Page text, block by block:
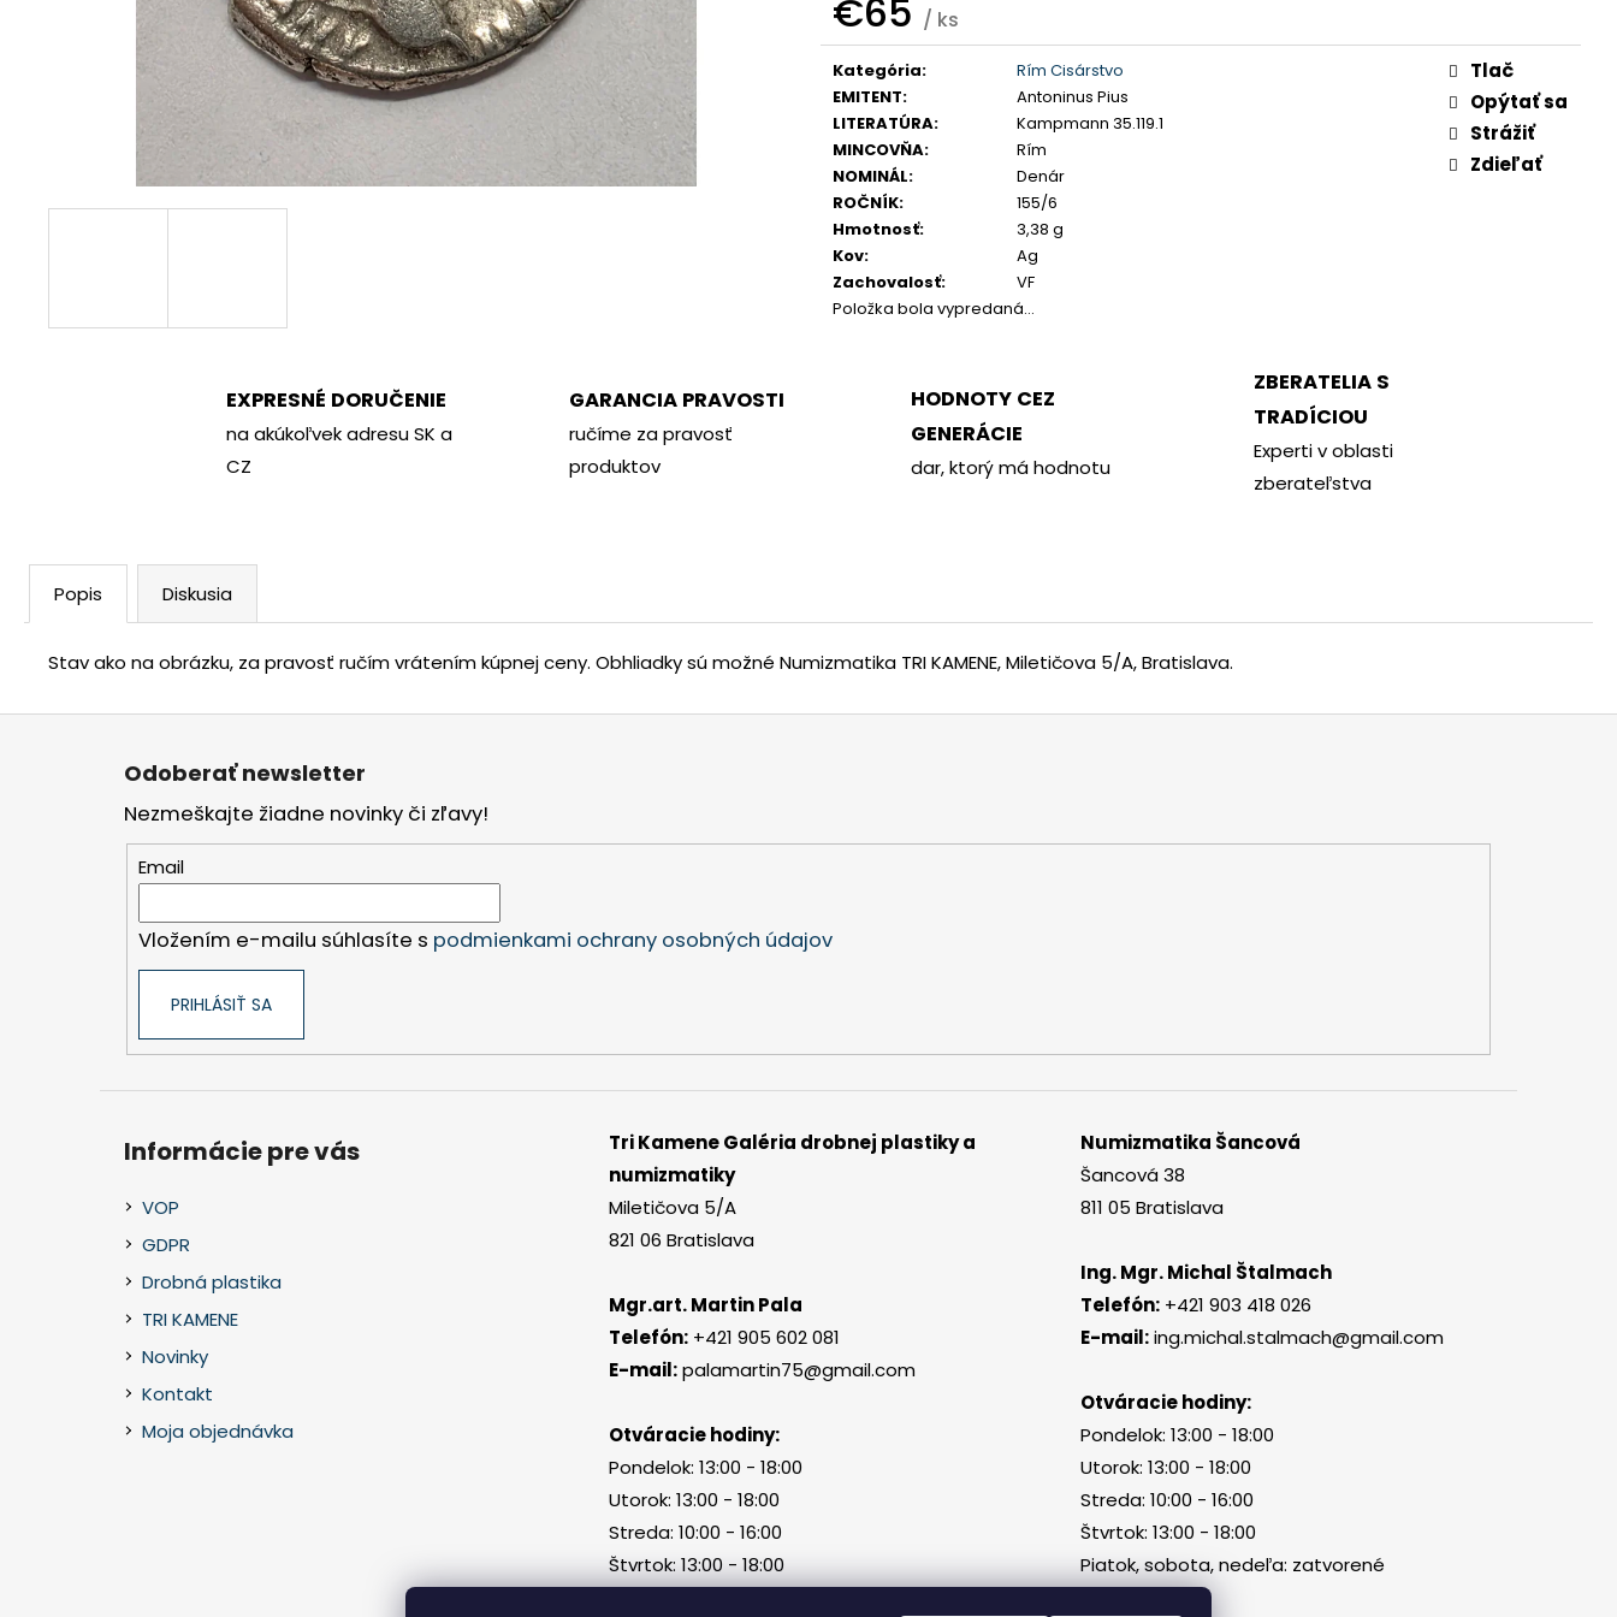
€65 / ks
Jednotková
cena:
Kategória:
Rím Cisárstvo
EMITENT:
Antoninus Pius
LITERATÚRA:
Kampmann 35.119.1
MINCOVŇA:
Rím
NOMINÁL:
Denár
ROČNÍK:
155/6
Hmotnosť:
3,38 g
Kov:
Ag
Zachovalosť:
VF
Položka bola vypredaná…
Tlač
Opýtať sa
Strážiť
Zdieľať
EXPRESNÉ DORUČENIE
na akúkoľvek adresu SK a
CZ
GARANCIA PRAVOSTI
ručíme za pravosť
produktov
HODNOTY CEZ
GENERÁCIE
dar, ktorý má hodnotu
ZBERATELIA S
TRADÍCIOU
Experti v oblasti
zberateľstva
Popis Diskusia
Stav ako na obrázku, za pravosť ručím vrátením kúpnej ceny. Obhliadky sú možné Numizmatika TRI KAMENE, Miletičova 5/A, Bratislava.
€70
€350
€400
Z
Odoberať newsletter
Nezmeškajte žiadne novinky či zľavy!
Email
Vložením e-mailu súhlasíte s podmienkami ochrany osobných údajov
PRIHLÁSIŤ SA
Informácie pre vás
VOP
GDPR
Drobná plastika
TRI KAMENE
Novinky
Kontakt
Moja objednávka
Tri Kamene Galéria drobnej plastiky a
numizmatiky
Miletičova 5/A
821 06 Bratislava
Mgr.art. Martin Pala
Telefón: +421 905 602 081
E-mail: palamartin75@gmail.com
Otváracie hodiny:
Pondelok: 13:00 - 18:00
Utorok: 13:00 - 18:00
Streda: 10:00 - 16:00
Štvrtok: 13:00 - 18:00
Numizmatika Šancová
Šancová 38
811 05 Bratislava
Ing. Mgr. Michal Štalmach
Telefón: +421 903 418 026
E-mail: ing.michal.stalmach@gmail.com
Otváracie hodiny:
Pondelok: 13:00 - 18:00
Utorok: 13:00 - 18:00
Streda: 10:00 - 16:00
Štvrtok: 13:00 - 18:00
Piatok, sobota, nedeľa: zatvorené